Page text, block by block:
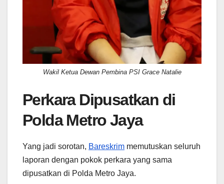
Wakil Ketua Dewan Pembina PSI Grace Natalie
Perkara Dipusatkan di
Polda Metro Jaya
Yang jadi sorotan, Bareskrim memutuskan seluruh
laporan dengan pokok perkara yang sama
dipusatkan di Polda Metro Jaya.